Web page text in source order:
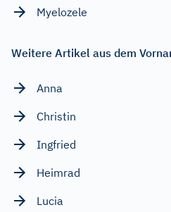
Myelozele
Weitere Artikel aus dem
Anna
Christin
Ingfried
Heimrad
Lucia